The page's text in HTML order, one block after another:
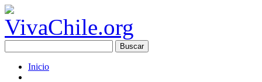
Inicio